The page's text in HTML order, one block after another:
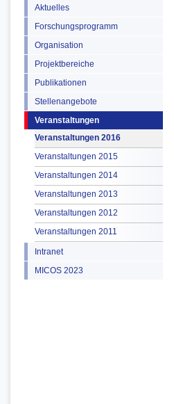
Aktuelles
Forschungsprogramm
Organisation
Projektbereiche
Publikationen
Stellenangebote
Veranstaltungen
Veranstaltungen 2016
Veranstaltungen 2015
Veranstaltungen 2014
Veranstaltungen 2013
Veranstaltungen 2012
Veranstaltungen 2011
Intranet
MICOS 2023